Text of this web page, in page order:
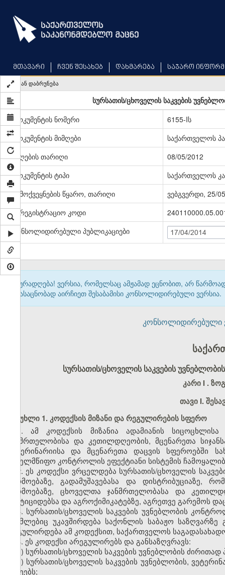
main
content
მთავარი ჩვენ შესახებ დახმარება საჯარო
უკან დაბრუნება
სურსათის/ცხოველის საკვების
დოკუმენტის ნომერი
6155-Iს
დოკუმენტის მიმღები
საქართველოს
მიღების თარიღი
08/05/2012
დოკუმენტის ტიპი
საქართველოს
გამოქვეყნების წყარო, თარიღი
ვებგვერდი, 25/
სარეგისტრაციო კოდი
კონსოლიდირებული პუბლიკაციები
17/04/2014
ყურადღება! ვერსია, რომელსაც ამჟამად ეცნობით, არ
გასაცნობად აირჩიეთ შესაბამისი კონსოლიდირებული ვერსია.
კონსოლიდირებული
სურსათის/ცხოველის საკვების
კარი I .
თავი I.
მუხლი 1. კოდექსის მიზანი და რეგულირების სფერო
1. ამ კოდექსის მიზანია ადამიანის
ჯანმრთელობისა და კეთილდღეობის, მცენარეთა
ვეტერინარიისა და მცენარეთა დაცვის სფეროებში
სახელმწიფო კონტროლის ეფექტიანი სისტემის
2. ეს კოდექსი ვრცელდება სურსათის/ცხოველის
წარმოებაზე, გადამუშავებასა და
წარმოებაზე, ცხოველთა ჯანმრთელობასა და
პესტიციდებსა და აგროქიმიკატებზე, აგრეთვე გარემოს
3. სურსათის/ცხოველის საკვების უვნებლობის
რომლებიც უკავშირდება საქონლის საბაჟო
რეგულირდება ამ კოდექსით, საქართველოს
4. ეს კოდექსი არეგულირებს და განსაზღვრავს:
ა) სურსათის/ცხოველის საკვების უვნებლობის
ბ) სურსათის/ცხოველის საკვების უვნებლობის,
სახეებს;